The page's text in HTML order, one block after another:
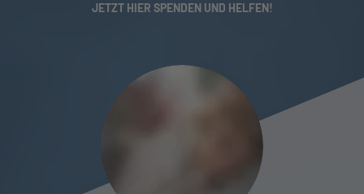
JETZT HIER SPENDEN UND HELFEN!